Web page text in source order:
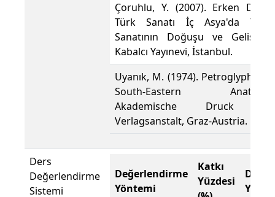
Çoruhlu, Y. (2007). Erken Devir
Türk Sanatı İç Asya'da Türk
Sanatının Doğuşu ve Gelişimi,
Kabalcı Yayınevi, İstanbul.
Uyanık, M. (1974). Petroglyphs of
South-Eastern Anatolia,
Akademische Druck u.
Verlagsanstalt, Graz-Austria.
Ders
Değerlendirme
Sistemi
Değerlendirme
Yöntemi
Katkı
Yüzdesi